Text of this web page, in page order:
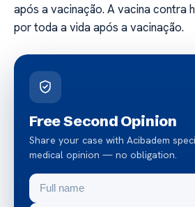
após a vacinação. A vacina contra
por toda a vida após a vacinação.
Free Second Opinion
Share your case with Acibadem
medical opinion — no obligation.